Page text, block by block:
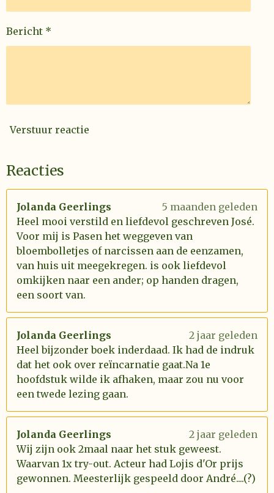
Bericht *
Verstuur reactie
Reacties
Jolanda Geerlings
5 maanden geleden
Heel mooi verstild en liefdevol geschreven José.
Voor mij is Pasen het weggeven van
bloembolletjes of narcissen aan de eenzamen,
van huis uit meegekregen. is ook liefdevol
omkijken naar een ander; op handen dragen,
een soort van.
Jolanda Geerlings
2 jaar geleden
Heel bijzonder boek inderdaad. Ik had de indruk
dat het ook over reïncarnatie gaat.Na 1e
hoofdstuk wilde ik afhaken, maar zou nu voor
een twede lezing gaan.
Jolanda Geerlings
2 jaar geleden
Wij zijn ook 2maal naar het stuk geweest.
Waarvan 1x try-out. Acteur had Lojis d'Or prijs
gewonnen. Meesterlijk gespeeld door André....(?)